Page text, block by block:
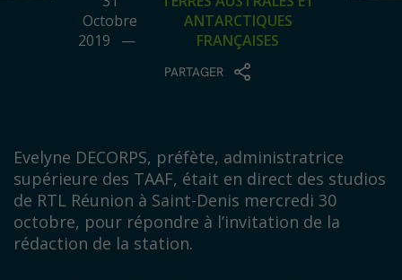
Octobre
2019 —
ANTARCTIQUES
FRANÇAISES
PARTAGER
Evelyne DECORPS, préfète, administratrice
supérieure des TAAF, était en direct des studios
de RTL Réunion à Saint-Denis mercredi 30
octobre, pour répondre à l’invitation de la
rédaction de la station.